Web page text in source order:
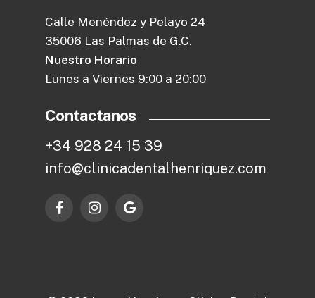
Calle Menéndez y Pelayo 24
35006 Las Palmas de G.C.
Nuestro Horario
Lunes a Viernes 9:00 a 20:00
Contactanos
+34 928 24 15 39
info@clinicadentalhenriquez.com